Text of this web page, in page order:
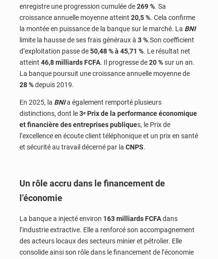
enregistre une progression cumulée de269 %. Sa
croissance annuelle moyenne atteint 20,5 %. Cela confirme
la montée en puissance de la banque sur le marché. La BNI
limite la hausse de ses frais généraux à 3 %.Son coefficient
d’exploitation passe de50,48 % à 45,71 %. Le résultat net
atteint 46,8 milliards FCFA. Il progresse de20 %sur un an.
La banque poursuit une croissance annuelle moyenne de
28 %depuis 2019.
En 2025, la BNIa également remporté plusieurs
distinctions, dont le3ᵉ Prix de la performance économique
et financière des entreprises publiques, le Prix de
l’excellence en écoute client téléphonique et un prix en santé
et sécurité au travail décerné par la CNPS.
Un rôle accru dans le financement de
l’économie
La banque a injecté environ 163 milliards FCFAdans
l’industrie extractive. Elle a renforcé son accompagnement
des acteurs locaux des secteurs minier et pétrolier. Elle
consolide ainsi son rôle dans le financement de l’économie